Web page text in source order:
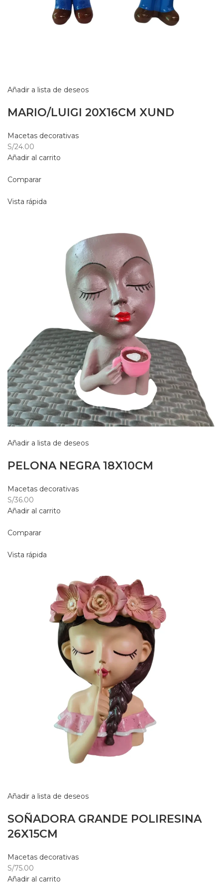
Añadir a lista de deseos
MARIO/LUIGI 20X16CM XUND
Macetas decorativas
S/24.00
Añadir al carrito
Comparar
Vista rápida
Añadir a lista de deseos
PELONA NEGRA 18X10CM
Macetas decorativas
S/36.00
Añadir al carrito
Comparar
Vista rápida
Añadir a lista de deseos
SOÑADORA GRANDE POLIRESINA
26X15CM
Macetas decorativas
S/75.00
Añadir al carrito